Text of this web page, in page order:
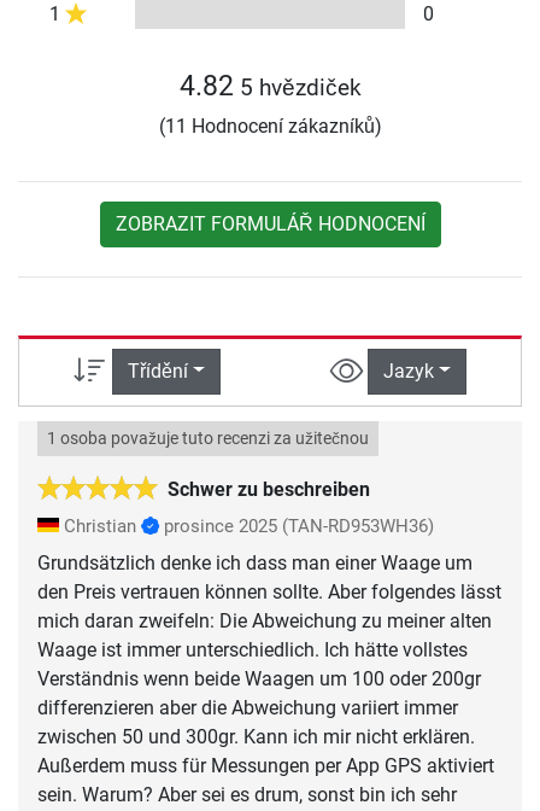
1 0
4.82 5 hvězdiček
(11 Hodnocení zákazníků)
ZOBRAZIT FORMULÁŘ HODNOCENÍ
Třídění Jazyk
Schwer zu beschreiben
1 osoba považuje tuto recenzi za užitečnou
Christian prosince 2025 (TAN-RD953WH36)
Grundsätzlich denke ich dass man einer Waage um
den Preis vertrauen können sollte. Aber folgendes lässt
mich daran zweifeln: Die Abweichung zu meiner alten
Waage ist immer unterschiedlich. Ich hätte vollstes
Verständnis wenn beide Waagen um 100 oder 200gr
differenzieren aber die Abweichung variiert immer
zwischen 50 und 300gr. Kann ich mir nicht erklären.
Außerdem muss für Messungen per App GPS aktiviert
sein. Warum? Aber sei es drum, sonst bin ich sehr